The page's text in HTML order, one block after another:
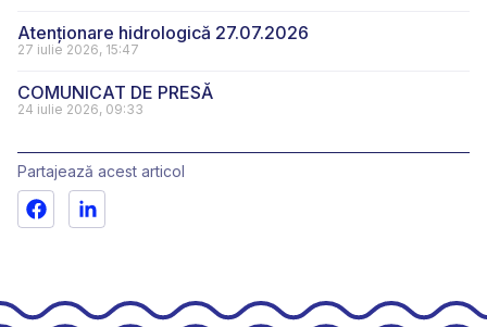
Atenționare hidrologică 27.07.2026
27 iulie 2026, 15:47
COMUNICAT DE PRESĂ
24 iulie 2026, 09:33
Partajează acest articol